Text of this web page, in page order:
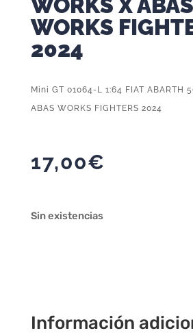
WORKS X ABAS
WORKS
2024
Mini GT 01064-L 1:64 FIAT ABARTH
ABAS WORKS FIGHTERS 2024
17,00€
Sin existencias
Información